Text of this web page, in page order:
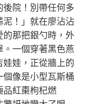
後院！別帶任何多
！」就在廖沾沾
的那把銀勺時，外
一個穿著黑色燕
娃，正從牆上的
像是小型瓦斯桶
品紅棗枸杞燃